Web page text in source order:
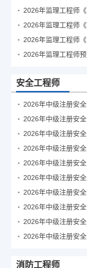
2026年监理工程师
安全工程师
2026年中级注册安
2026年中级注册安
2026年中级注册安
2026年中级注册安
消防工程师